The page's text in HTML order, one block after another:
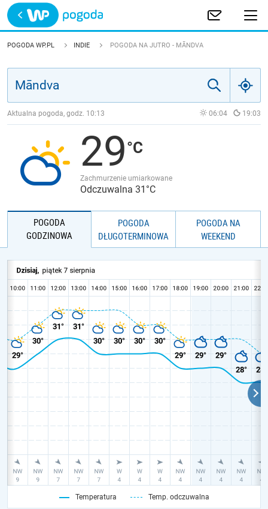
Trwa ładowanie
POLSKA
JAKOŚĆ POWIETRZA
POGODA WP.PL INDIE POGODA NA JUTRO - MĀNDVA
Aktualna pogoda, godz. 10:13 06:04 19:03
29
Zachmurzenie umiarkowane
Odczuwalna 31°C
POGODA
GODZINOWA
POGODA
DŁUGOTERMINOWA
POGODA NA
WEEKEND
Temperatura Temp. odczuwalna